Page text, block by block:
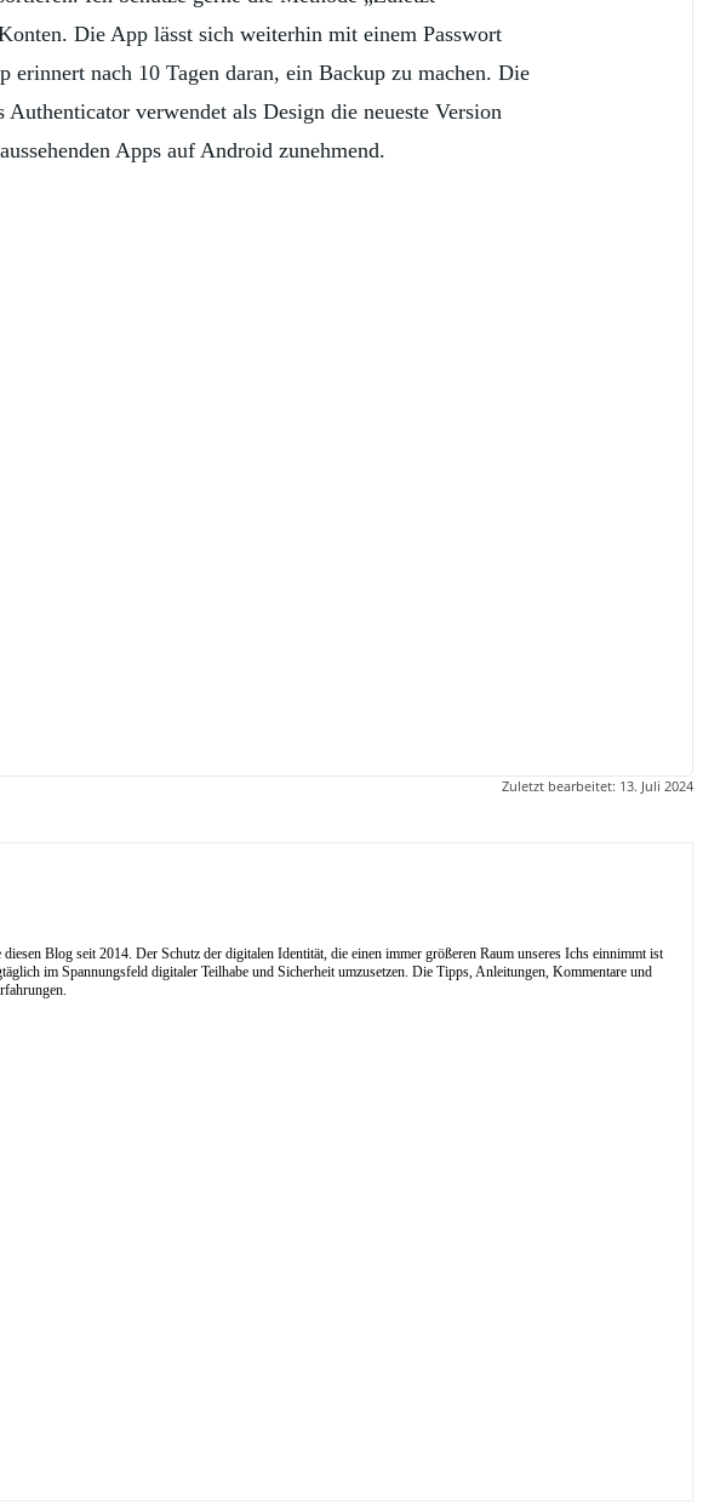
Die App lässt sich weiterhin mit einem Passwort
nach 10 Tagen daran, ein Backup zu machen. Die
verwendet als Design die neueste Version
Apps auf Android zunehmend.
Zuletzt bearbeitet: 13. Juli 2024
Blog seit 2014. Der Schutz der digitalen Identität, die einen immer größeren Raum unseres Ichs einnimmt ist
im Spannungsfeld digitaler Teilhabe und Sicherheit umzusetzen. Die Tipps, Anleitungen, Kommentare und